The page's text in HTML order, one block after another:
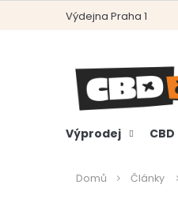
Výdejna Praha 1
Výprodej CBD
Domů Články